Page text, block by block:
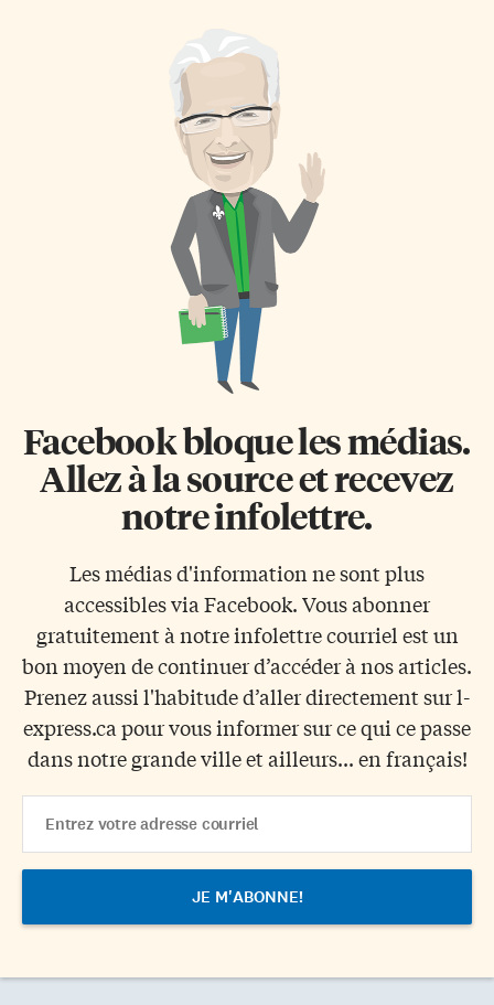
Facebook bloque les médias.
Allez à la source et recevez
notre infolettre.
Les médias d'information ne sont plus
accessibles via Facebook. Vous abonner
gratuitement à notre infolettre courriel est un
bon moyen de continuer d’accéder à nos articles.
Prenez aussi l'habitude d’aller directement sur l-
express.ca pour vous informer sur ce qui ce passe
dans notre grande ville et ailleurs... en français!
Address